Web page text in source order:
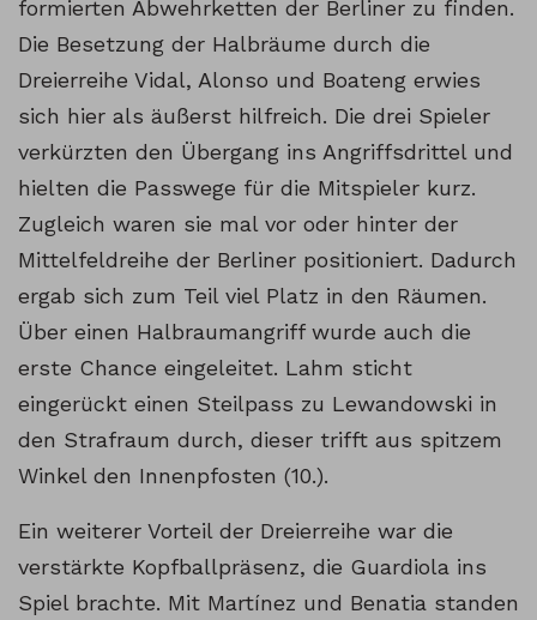
formierten Abwehrketten der Berliner zu finden.
Die Besetzung der Halbräume durch die
Dreierreihe Vidal, Alonso und Boateng erwies
sich hier als äußerst hilfreich. Die drei Spieler
verkürzten den Übergang ins Angriffsdrittel und
hielten die Passwege für die Mitspieler kurz.
Zugleich waren sie mal vor oder hinter der
Mittelfeldreihe der Berliner positioniert. Dadurch
ergab sich zum Teil viel Platz in den Räumen.
Über einen Halbraumangriff wurde auch die
erste Chance eingeleitet. Lahm sticht
eingerückt einen Steilpass zu Lewandowski in
den Strafraum durch, dieser trifft aus spitzem
Winkel den Innenpfosten (10.).
Ein weiterer Vorteil der Dreierreihe war die
verstärkte Kopfballpräsenz, die Guardiola ins
Spiel brachte. Mit Martínez und Benatia standen